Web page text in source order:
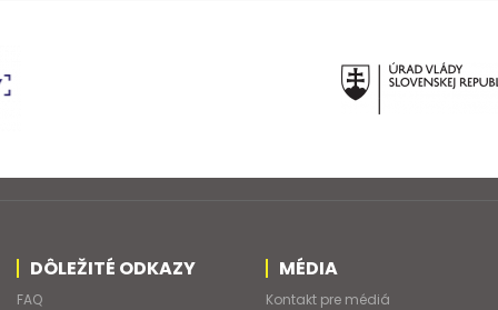
DÔLEŽITÉ ODKAZY
FAQ
MÉDIA
Kontakt pre médiá